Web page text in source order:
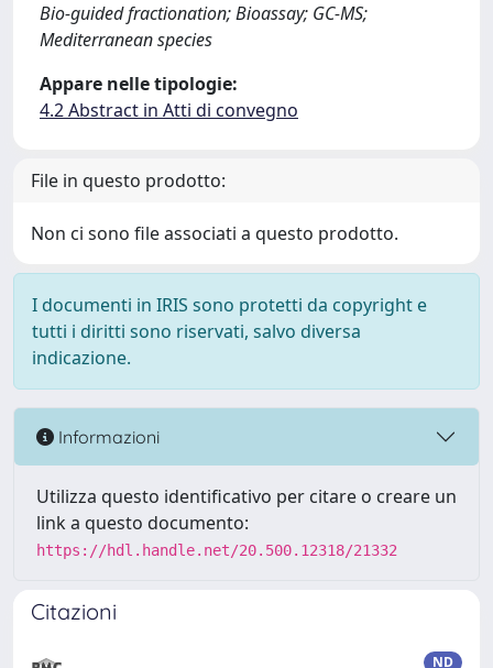
Bio-guided fractionation; Bioassay; GC-MS;
Mediterranean species
Appare nelle tipologie:
4.2 Abstract in Atti di convegno
File in questo prodotto:
Non ci sono file associati a questo prodotto.
I documenti in IRIS sono protetti da copyright e
tutti i diritti sono riservati, salvo diversa
indicazione.
Informazioni
Utilizza questo identificativo per citare o creare un
link a questo documento:
https://hdl.handle.net/20.500.12318/21332
Citazioni
ND